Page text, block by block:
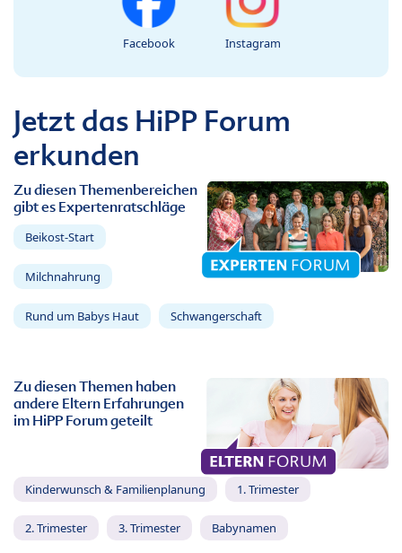
Facebook Instagram
Jetzt das HiPP Forum
erkunden
Zu diesen Themenbereichen
gibt es Expertenratschläge
Beikost-Start
Milchnahrung
Rund um Babys Haut Schwangerschaft
Zu diesen Themen haben
andere Eltern Erfahrungen
im HiPP Forum geteilt
Kinderwunsch & Familienplanung 1. Trimester
2. Trimester 3. Trimester Babynamen